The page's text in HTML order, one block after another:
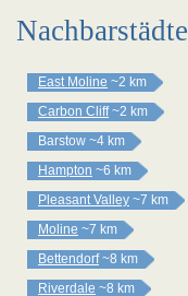
Nachbarstädte
East Moline ~2 km
Carbon Cliff ~2 km
Barstow ~4 km
Hampton ~6 km
Pleasant Valley ~7 km
Moline ~7 km
Bettendorf ~8 km
Riverdale ~8 km